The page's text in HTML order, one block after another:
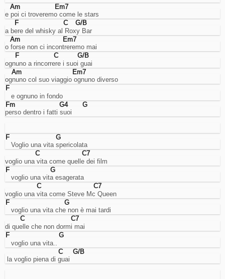
correttamente,
come
per
esempio
per
gestire
l'accesso
proprio
account.
Cookies
miglioramento
dell'esperienza
utente.
per
ricordare
cose
così...
faccio
usando
quindi
non
questo.
Am
Em7
e poi ci troveremo come le stars
F
C
G/B
a bere del whisky al Roxy Bar
Am
Em7
o forse non ci incontreremo mai
F
C
G/B
ognuno a rincorrere i suoi guai
Am
Em7
ognuno col suo viaggio ognuno diverso
F
   e ognuno in fondo
Fm
G4
G
perso dentro i fatti suoi
F
G
   Voglio una vita spericolata
C
C7
voglio una vita come quelle dei film
F
G
   voglio una vita esagerata
C
C7
voglio una vita come Steve Mc Queen
F
G
   voglio una vita che non è mai tardi
C
C7
di quelle che non dormi mai
F
G
   voglio una vita..
C
G/B
la voglio piena di guai